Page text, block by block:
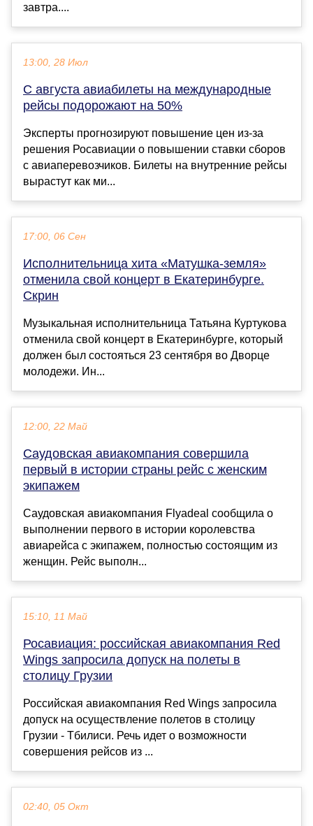
завтра....
13:00, 28 Июл
С августа авиабилеты на международные
рейсы подорожают на 50%
Эксперты прогнозируют повышение цен из-за
решения Росавиации о повышении ставки сборов
с авиаперевозчиков. Билеты на внутренние рейсы
вырастут как ми...
17:00, 06 Сен
Исполнительница хита «Матушка-земля»
отменила свой концерт в Екатеринбурге.
Скрин
Музыкальная исполнительница Татьяна Куртукова
отменила свой концерт в Екатеринбурге, который
должен был состояться 23 сентября во Дворце
молодежи. Ин...
12:00, 22 Май
Саудовская авиакомпания совершила
первый в истории страны рейс с женским
экипажем
Саудовская авиакомпания Flyadeal сообщила о
выполнении первого в истории королевства
авиарейса с экипажем, полностью состоящим из
женщин. Рейс выполн...
15:10, 11 Май
Росавиация: российская авиакомпания Red
Wings запросила допуск на полеты в
столицу Грузии
Российская авиакомпания Red Wings запросила
допуск на осуществление полетов в столицу
Грузии - Тбилиси. Речь идет о возможности
совершения рейсов из ...
02:40, 05 Окт